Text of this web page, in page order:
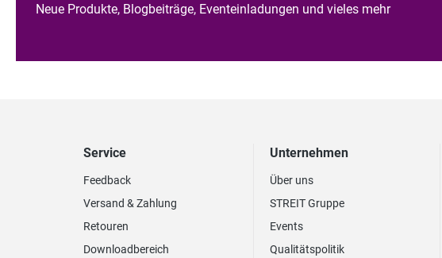
Neue Produkte, Blogbeiträge, Eventeinladungen und vieles mehr
Service
Feedback
Versand & Zahlung
Retouren
Downloadbereich
Unternehmen
Über uns
STREIT Gruppe
Events
Qualitätspolitik